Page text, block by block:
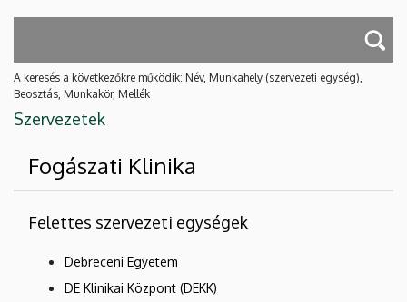
A keresés a következőkre működik: Név, Munkahely (szervezeti egység),
Beosztás, Munkakör, Mellék
Szervezetek
Fogászati Klinika
Felettes szervezeti egységek
Debreceni Egyetem
DE Klinikai Központ (DEKK)